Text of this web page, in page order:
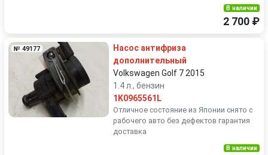
В наличии
2 700 ₽
№ 49177
Насос антифриза
дополнительный
Volkswagen Golf 7 2015
1.4 л., бензин
1K0965561L
Отличное состояние из Японии снято с
рабочего авто без дефектов гарантия
доставка
В наличии